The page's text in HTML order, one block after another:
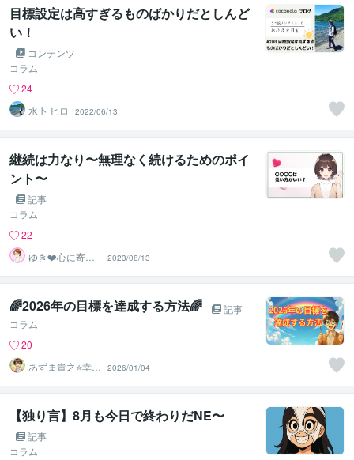
目標設定は高すぎるものばかりだとしんど
い！
コンテンツ
コラム
24
水卜 ヒロ
2022/06/13
継続は力なり〜無理なく続けるためのポイ
ント〜
記事
コラム
22
ゆき❤️心に寄り
添う癒しのナー
ス
2023/08/13
🌈2026年の目標を達成する方法🌈
記事
コラム
20
あずま貴之⭐幸せ
自分軸の生き方
育成コーチ
2026/01/04
【独り言】8月も今日で終わりだNE〜
記事
コラム